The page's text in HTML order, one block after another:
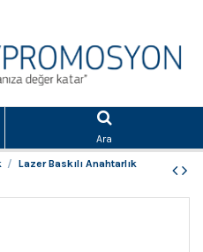
Ara
Lazer Baskılı Anahtarlık